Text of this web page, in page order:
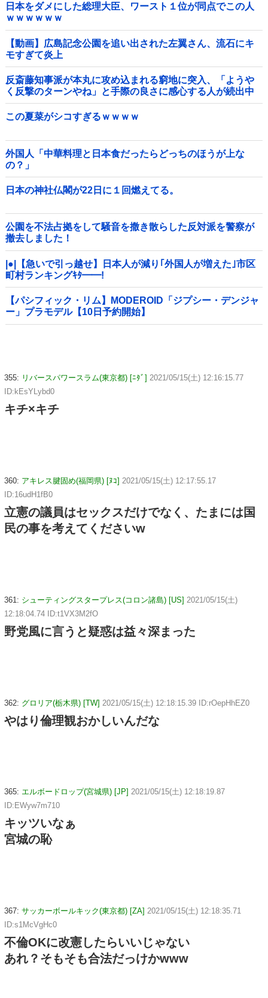
日本をダメにした総理大臣、ワースト１位が同点でこの人
ｗｗｗｗｗｗ
【動画】広島記念公園を追い出された左翼さん、流石にキ
モすぎて炎上
反斎藤知事派が本丸に攻め込まれる窮地に突入、「ようや
く反撃のターンやね」と手際の良さに感心する人が続出中
他
この夏菜がシコすぎるｗｗｗｗ
外国人「中華料理と日本食だったらどっちのほうが上な
の？」
日本の神社仏閣が22日に１回燃えてる。
公園を不法占拠をして騒音を撒き散らした反対派を警察が
撤去しました！
|●|【急いで引っ越せ】日本人が減り｢外国人が増えた｣市区
町村ランキングｷﾀ━━!
【パシフィック・リム】MODEROID「ジプシー・デンジャ
ー」プラモデル【10日予約開始】
355: リバースパワースラム(東京都) [ﾆﾀﾞ] 2021/05/15(土) 12:16:15.77
ID:kEsYLybd0
キチ×キチ
360: アキレス腱固め(福岡県) [ﾇｺ] 2021/05/15(土) 12:17:55.17
ID:16udH1fB0
立憲の議員はセックスだけでなく、たまには国
民の事を考えてくださいw
361: シューティングスタープレス(コロン諸島) [US] 2021/05/15(土)
12:18:04.74 ID:t1VX3M2fO
野党風に言うと疑惑は益々深まった
362: グロリア(栃木県) [TW] 2021/05/15(土) 12:18:15.39 ID:rOepHhEZ0
やはり倫理観おかしいんだな
365: エルボードロップ(宮城県) [JP] 2021/05/15(土) 12:18:19.87
ID:EWyw7m710
キッツいなぁ
宮城の恥
367: サッカーボールキック(東京都) [ZA] 2021/05/15(土) 12:18:35.71
ID:s1McVgHc0
不倫OKに改憲したらいいじゃない
あれ？そもそも合法だっけかwww